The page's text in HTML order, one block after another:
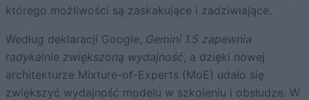
którego możliwości są zaskakujące i zadziwiające.
Według deklaracji Google, Gemini 1.5 zapewnia
radykalnie zwiększoną wydajność, a dzięki nowej
architekturze Mixture-of-Experts (MoE) udało się
zwiększyć wydajność modelu w szkoleniu i obsłudze. W